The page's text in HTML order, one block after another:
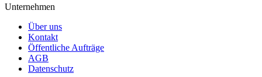
Unternehmen
Über uns
Kontakt
Öffentliche Aufträge
AGB
Datenschutz